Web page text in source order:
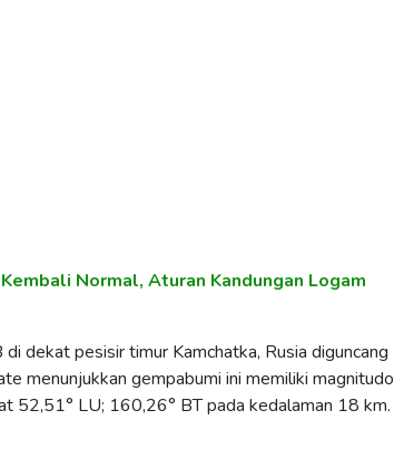
Normal, Aturan Kandungan Logam
dekat pesisir timur Kamchatka, Rusia diguncang
menunjukkan gempabumi ini memiliki magnitudo
52,51° LU; 160,26° BT pada kedalaman 18 km.